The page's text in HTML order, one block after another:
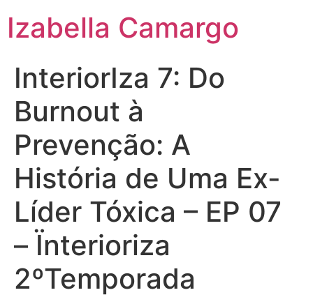
Izabella Camargo
InteriorIza 7: Do
Burnout à
Prevenção: A
História de Uma Ex-
Líder Tóxica – EP 07
– Ïnterioriza
2ºTemporada